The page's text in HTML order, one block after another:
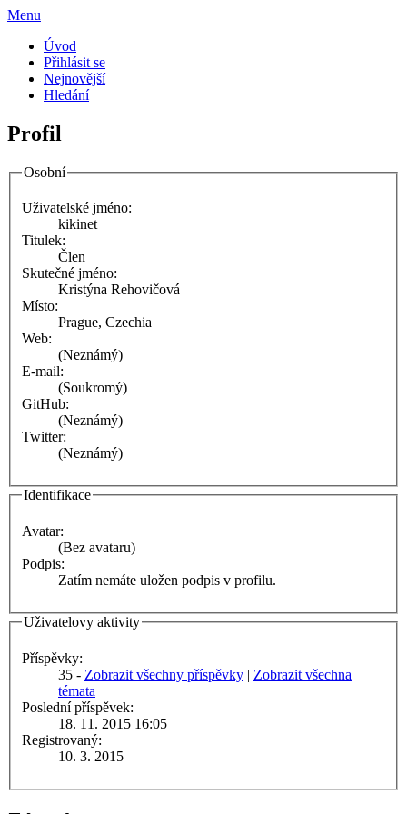
Menu
Úvod
Přihlásit se
Nejnovější
Hledání
Profil
Osobní
Uživatelské jméno:
kikinet
Titulek:
Člen
Skutečné jméno:
Kristýna Rehovičová
Místo:
Prague, Czechia
Web:
(Neznámý)
E-mail:
(Soukromý)
GitHub:
(Neznámý)
Twitter:
(Neznámý)
Identifikace
Avatar:
(Bez avataru)
Podpis:
Zatím nemáte uložen podpis v profilu.
Uživatelovy aktivity
Příspěvky:
35 - Zobrazit všechny příspěvky | Zobrazit všechna
témata
Poslední příspěvek:
18. 11. 2015 16:05
Registrovaný:
10. 3. 2015